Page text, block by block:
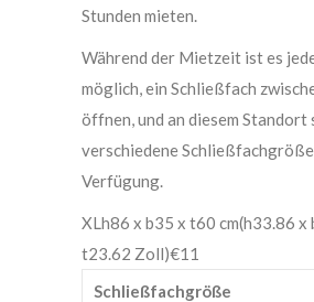
Stunden mieten.
Während der Mietzeit ist es
möglich, ein Schließfach
öffnen, und an diesem Standort
verschiedene
Verfügung.
XLh86 x b35 x t60 cm(h33.86 x
t23.62 Zoll)€11
Schließfachgröße